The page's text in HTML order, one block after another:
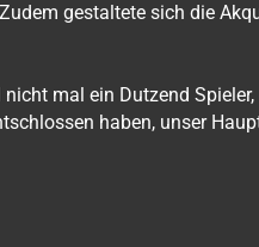
gestaltete sich die
mal ein Dutzend
haben, unser